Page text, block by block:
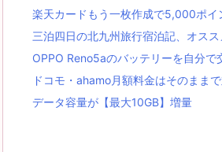
楽天カードもう一枚作成で5,000ポイ
三泊四日の北九州旅行宿泊記、オス
OPPO Reno5aのバッテリーを自分で
ドコモ・ahamo月額料金はそのまま
データ容量が【最大10GB】増量